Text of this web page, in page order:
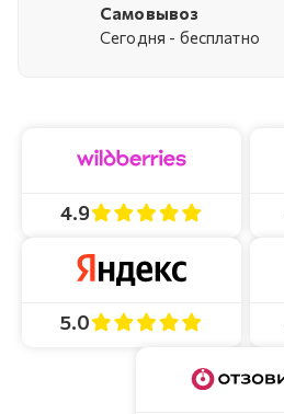
Самовывоз
Cегодня - бесплатно
4.9
5.0